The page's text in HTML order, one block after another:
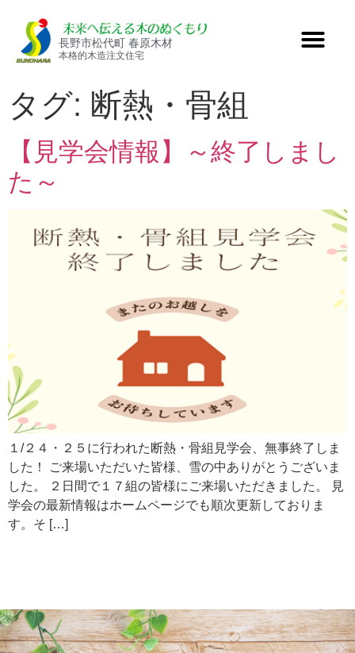
長野市松代町 春原木材
本格的木造注文住宅
タグ: 断熱・骨組
【見学会情報】～終了しまし
た～
１/２４・２５に行われた断熱・骨組見学会、無事終了しま
した！ ご来場いただいた皆様、雪の中ありがとうございま
した。 ２日間で１７組の皆様にご来場いただきました。 見
学会の最新情報はホームページでも順次更新しておりま
す。そ […]